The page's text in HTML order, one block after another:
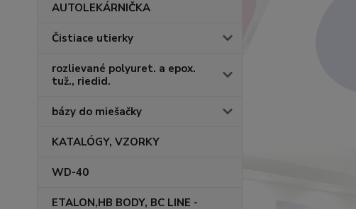
AUTOLEKÁRNIČKA
Čistiace utierky
rozlievané polyuret. a epox.
tuž., riedid.
bázy do miešačky
KATALÓGY, VZORKY
WD-40
ETALON,HB BODY, BC LINE -